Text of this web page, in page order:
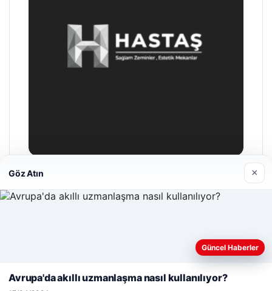
26/05/2026
Web sitemizi nasıl kullandığınızı daha iyi anlayabilmek,
deneyiminizi kişiselleştirmek ve geliştirmek amacıyla çerezler
Reddet
Göz Atın ×
Güncel Haberler
Avrupa'da akıllı uzmanlaşma nasıl kullanılıyor?